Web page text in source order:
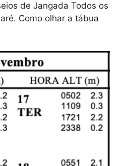
de Jangada Todos os
Como olhar a tábua